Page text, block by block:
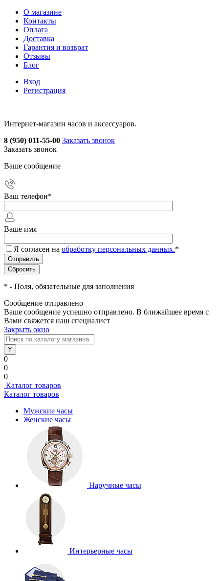
О магазине
Контакты
Оплата
Доставка
Гарантия и возврат
Отзывы
Блог
Вход
Регистрация
Интернет-магазин часов и аксессуаров.
8 (950) 011-55-00 Заказать звонок
Заказать звонок
Ваше сообщение
Ваш телефон*
Ваше имя
Я согласен на обработку персональных данных.*
* - Поля, обязательные для заполнения
Сообщение отправлено
Ваше сообщение успешно отправлено. В ближайшее время с
Вами свяжется наш специалист
Закрыть окно
0
0
0
Каталог товаров
Каталог товаров
Мужские часы
Женские часы
Наручные часы
Интерьерные часы